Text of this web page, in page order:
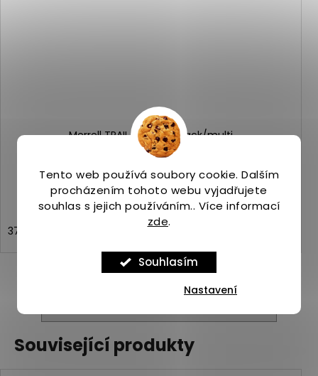
Tento web používá soubory cookie. Dalším
procházením tohoto webu vyjadřujete
souhlas s jejich používáním.. Více informací
zde.
Souhlasím
Nastavení
Merrell TRAIL GLOVE 7 black/multi
Skladem(1 ks)
2 719 Kč
37,5
Související produkty